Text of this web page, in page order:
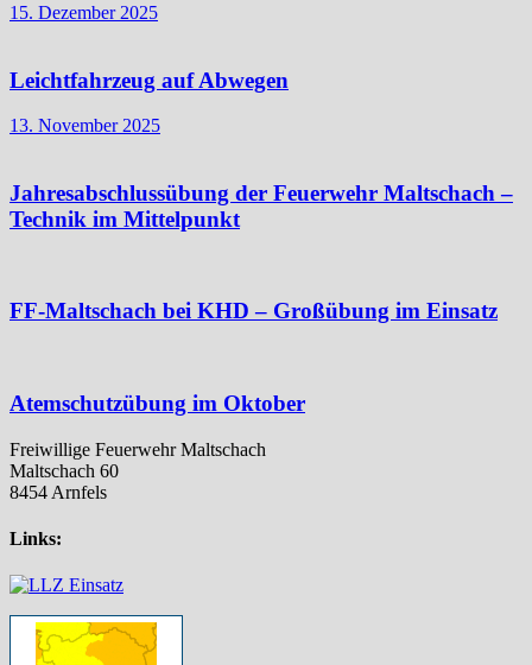
15. Dezember 2025
Leichtfahrzeug auf Abwegen
13. November 2025
Jahresabschlussübung der Feuerwehr Maltschach –
Technik im Mittelpunkt
FF-Maltschach bei KHD – Großübung im Einsatz
Atemschutzübung im Oktober
Freiwillige Feuerwehr Maltschach
Maltschach 60
8454 Arnfels
Links: